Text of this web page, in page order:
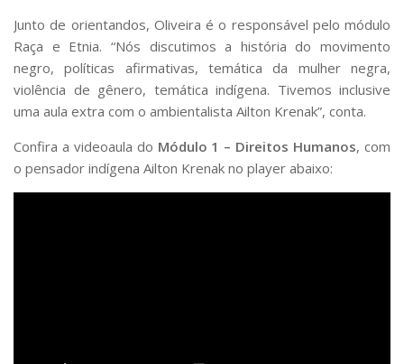
Junto de orientandos, Oliveira é o responsável pelo módulo
Raça e Etnia. “Nós discutimos a história do movimento
negro, políticas afirmativas, temática da mulher negra,
violência de gênero, temática indígena. Tivemos inclusive
uma aula extra com o ambientalista Ailton Krenak”, conta.
Confira a videoaula do Módulo 1 – Direitos Humanos, com
o pensador indígena Ailton Krenak no player abaixo: